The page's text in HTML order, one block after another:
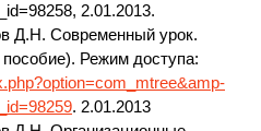
2.01.2013.
Д.Н. Современный урок.
Режим доступа:
. 2.01.2013